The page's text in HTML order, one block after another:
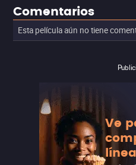
Comentarios
Esta película aún no tiene
Ve
línea